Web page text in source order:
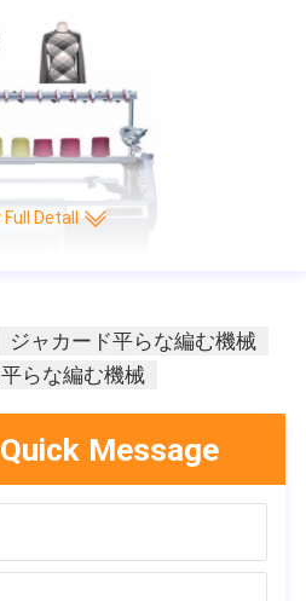
Detall
ジャカード平らな編む機械
らな編む機械
Quick Message